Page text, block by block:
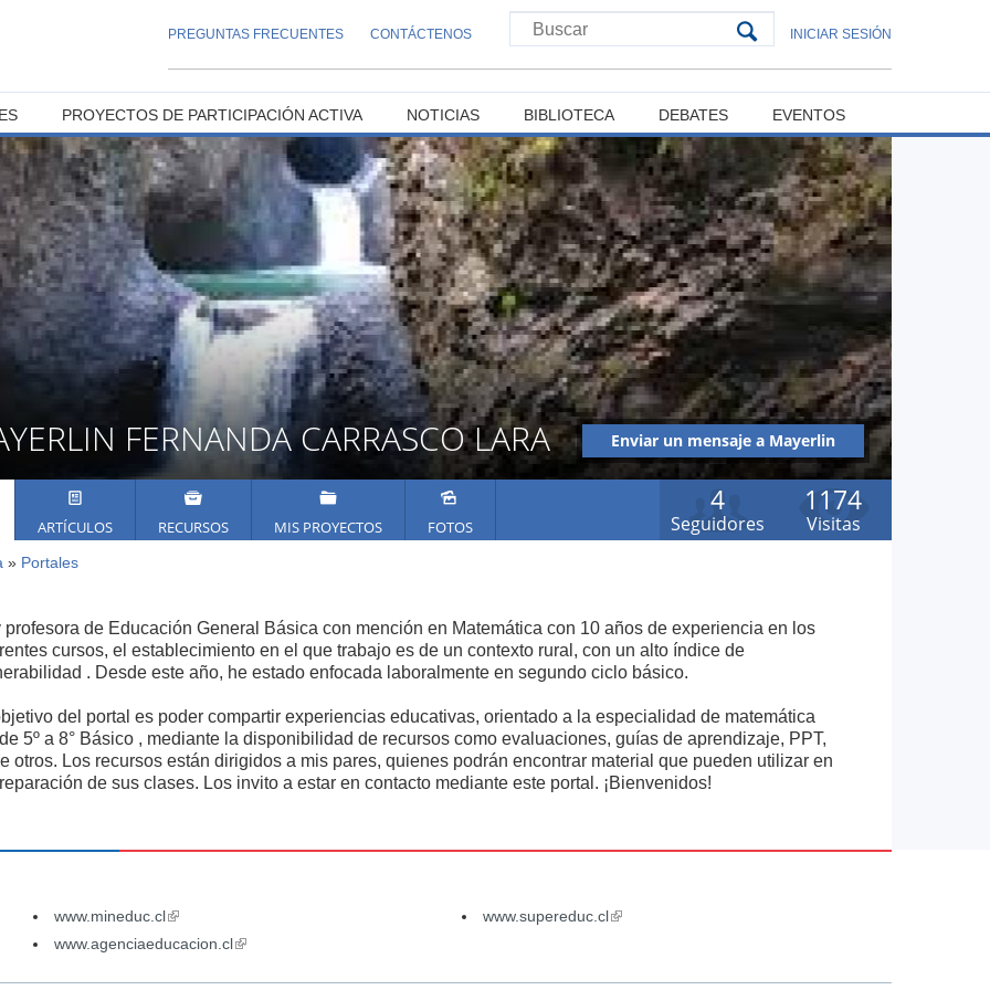
PREGUNTAS FRECUENTES CONTÁCTENOS INICIAR SESIÓN
FERNANDA CARRASCO LARA
Enviar un mensaje a Mayerlin
Fernanda Carrasco Lara
1174
Visitas
4
Seguidores
ARTÍCULOS RECURSOS MIS PROYECTOS FOTOS
» Portales
profesora de Educación General Básica con mención en Matemática con 10 años de experiencia en los
cursos, el establecimiento en el que trabajo es de un contexto rural, con un alto índice de
. Desde este año, he estado enfocada laboralmente en segundo ciclo básico.
del portal es poder compartir experiencias educativas, orientado a la especialidad de matemática
5º a 8° Básico , mediante la disponibilidad de recursos como evaluaciones, guías de aprendizaje, PPT,
otros. Los recursos están dirigidos a mis pares, quienes podrán encontrar material que pueden utilizar en
de sus clases. Los invito a estar en contacto mediante este portal. ¡Bienvenidos!
PROYECTOS DE PARTICIPACIÓN ACTIVA NOTICIAS BIBLIOTECA DEBATES EVENTOS
www.mineduc.cl(link
is
www.supereduc.cl(link
www.agenciaeducacion.cl(link